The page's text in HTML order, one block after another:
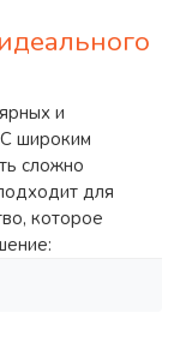
и
широким
сложно
для
которое